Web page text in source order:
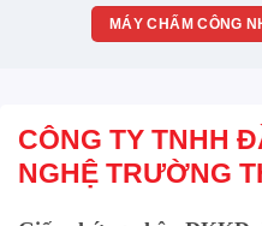
MÁY CHẤM CÔNG
CÔNG TY TNHH
NGHỆ TRƯỜNG